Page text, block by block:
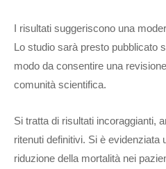
I risultati suggeriscono una
Lo studio sarà presto pubblicato
modo da consentire una
comunità scientifica.
Si tratta di risultati incoraggianti,
ritenuti definitivi. Si è evidenziata
riduzione della mortalità nei